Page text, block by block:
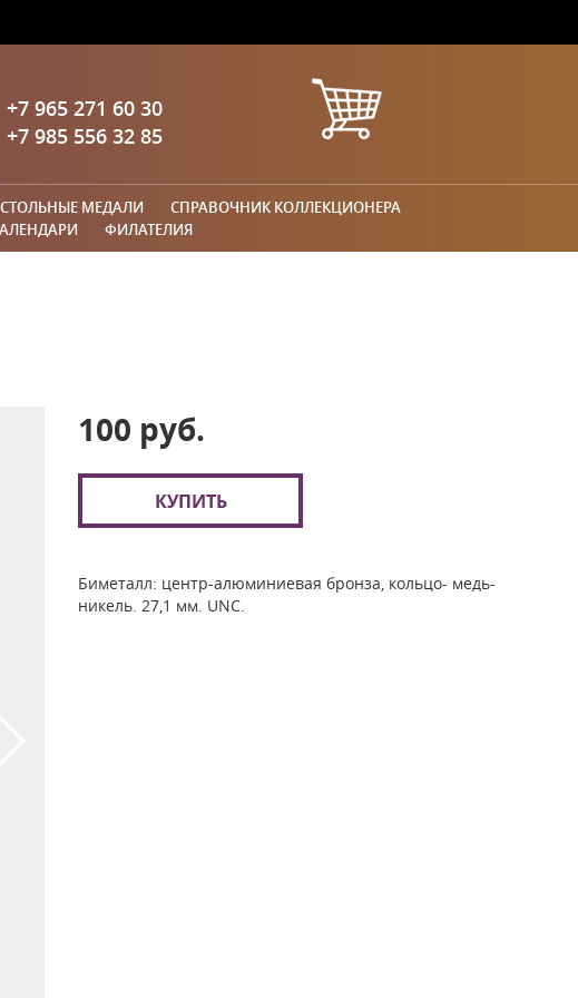
+7 965 271 60 30
+7 985 556 32 85
МЕДАЛИ
СПРАВОЧНИК КОЛЛЕКЦИОНЕРА
ФИЛАТЕЛИЯ
100 руб.
КУПИТЬ
Биметалл: центр-алюминиевая бронза, кольцо- медь-
никель. 27,1 мм. UNC.